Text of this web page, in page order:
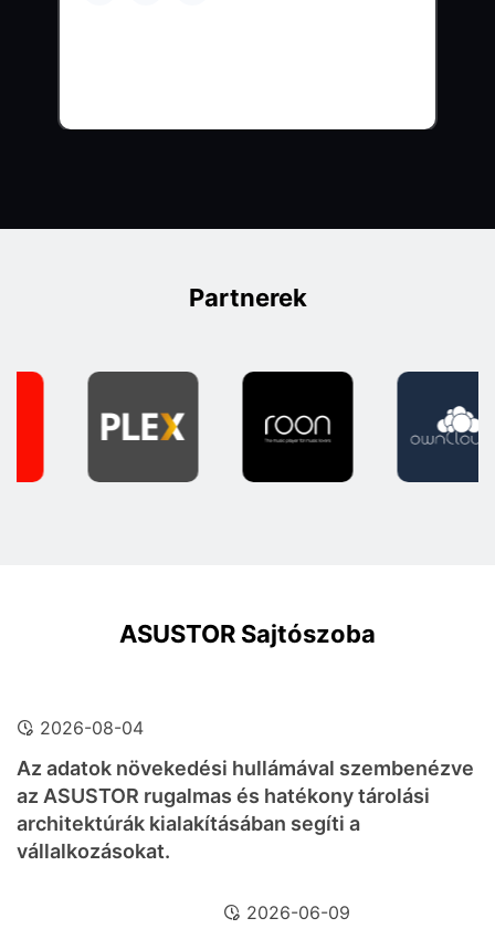
Partnerek
ASUSTOR Sajtószoba
2026-08-04
Az adatok növekedési hullámával szembenézve
az ASUSTOR rugalmas és hatékony tárolási
architektúrák kialakításában segíti a
vállalkozásokat.
2026-06-09